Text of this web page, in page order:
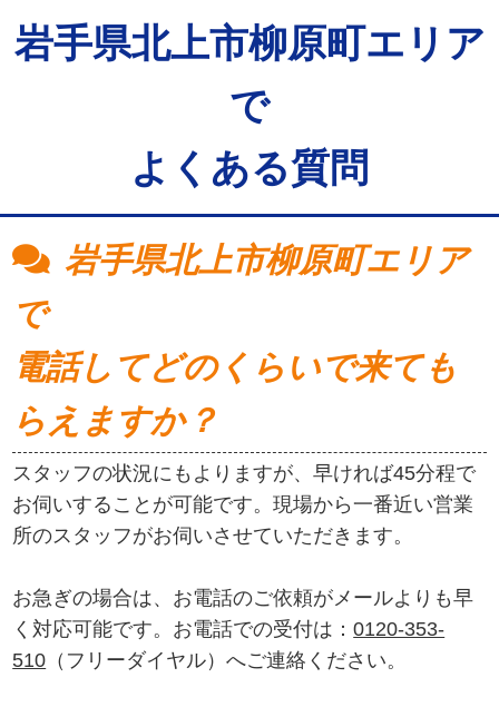
岩手県北上市柳原町エリア
で
よくある質問
岩手県北上市柳原町エリア
で
電話してどのくらいで来ても
らえますか？
スタッフの状況にもよりますが、早ければ45分程で
お伺いすることが可能です。現場から一番近い営業
所のスタッフがお伺いさせていただきます。
お急ぎの場合は、お電話のご依頼がメールよりも早
く対応可能です。お電話での受付は：0120-353-
510 （フリーダイヤル）へご連絡ください。